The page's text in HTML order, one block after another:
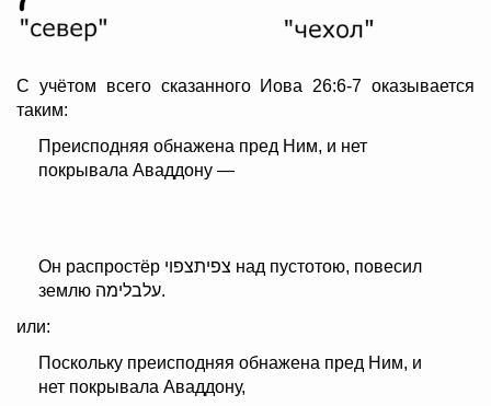
С учётом всего сказанного Иова 26:6-7 оказывается
таким:
Преисподняя обнажена пред Ним, и нет
покрывала Аваддону —
Он распростёр צפיתצפוי над пустотою, повесил
землю עלבלימה.
или:
Поскольку преисподняя обнажена пред Ним, и
нет покрывала Аваддону,